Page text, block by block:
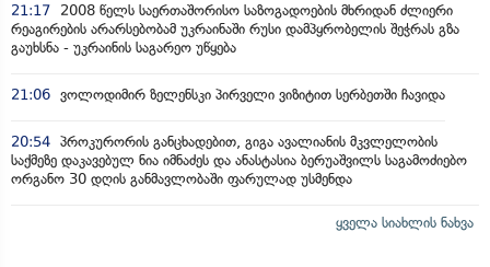
21:17
2008 წელს საერთაშორისო საზოგადოების მხრიდან ძლიერი
რეაგირების არარსებობამ უკრაინაში რუსი დამპყრობელის შეჭრას გზა
გაუხსნა - უკრაინის საგარეო უწყება
21:06 ვოლოდიმირ ზელენსკი პირველი ვიზიტით სერბეთში ჩავიდა
20:54 პროკურორის განცხადებით, გიგა ავალიანის მკვლელობის
საქმეზე დაკავებულ ნია იმნაძეს და ანასტასია ბერუაშვილს საგამოძიებო
ორგანო 30 დღის განმავლობაში ფარულად უსმენდა
ყველა სიახლის ნახვა